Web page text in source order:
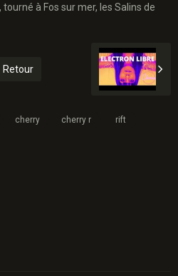
à Fos sur mer, les Salins de
Retour
cherry cherry r rift